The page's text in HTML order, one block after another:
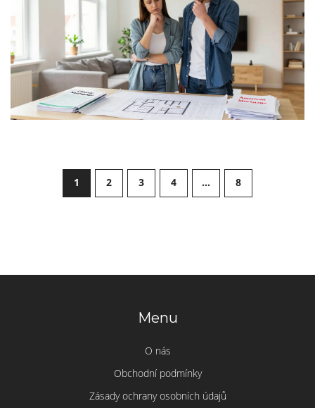
1 2 3 4 … 8
Menu
O nás
Obchodní podmínky
Zásady ochrany osobních údajů